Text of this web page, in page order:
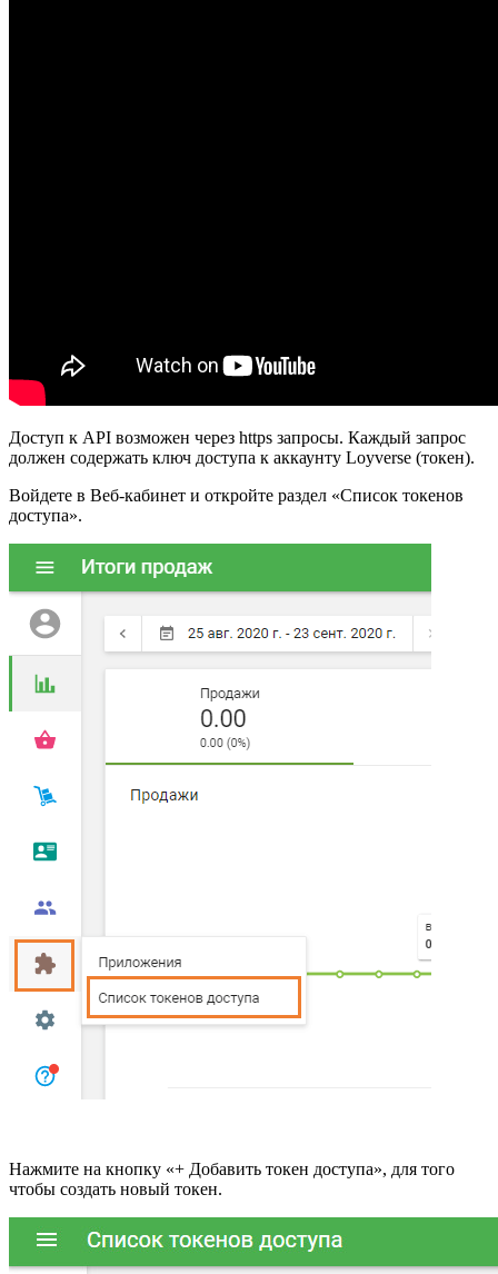
Доступ к API возможен через https запросы. Каждый запрос
должен содержать ключ доступа к аккаунту Loyverse (токен).
Войдете в Веб-кабинет и откройте раздел «Список токенов
доступа».
Нажмите на кнопку «+ Добавить токен доступа», для того
чтобы создать новый токен.